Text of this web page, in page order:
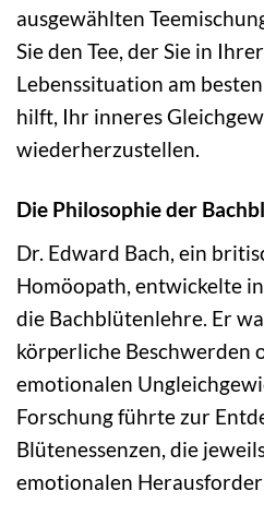
ausgewählten
Sie den Tee, der Sie in
Lebenssituation am
hilft, Ihr inneres
wiederherzustellen.
Die Philosophie der
Dr. Edward Bach, ein
Homöopath, entwickelte
die Bachblütenlehre. Er
körperliche Beschwerden
emotionalen
Forschung führte zur
Blütenessenzen, die
emotionalen